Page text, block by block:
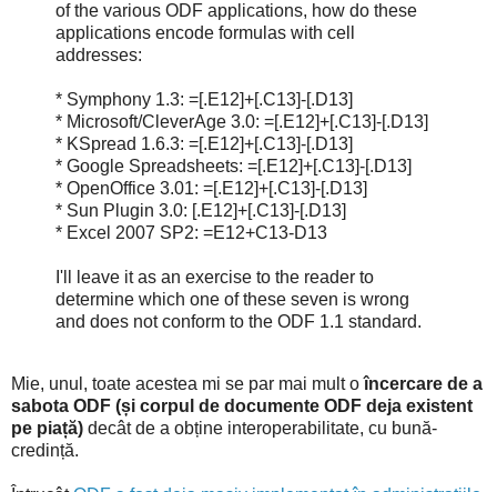
of the various ODF applications, how do these
applications encode formulas with cell
addresses:
* Symphony 1.3: =[.E12]+[.C13]-[.D13]
* Microsoft/CleverAge 3.0: =[.E12]+[.C13]-[.D13]
* KSpread 1.6.3: =[.E12]+[.C13]-[.D13]
* Google Spreadsheets: =[.E12]+[.C13]-[.D13]
* OpenOffice 3.01: =[.E12]+[.C13]-[.D13]
* Sun Plugin 3.0: [.E12]+[.C13]-[.D13]
* Excel 2007 SP2: =E12+C13-D13
I'll leave it as an exercise to the reader to
determine which one of these seven is wrong
and does not conform to the ODF 1.1 standard.
Mie, unul, toate acestea mi se par mai mult oîncercare de a
sabota ODF (și corpul de documente ODF deja existent
pe piață) decât de a obține interoperabilitate, cu bună-
credință.